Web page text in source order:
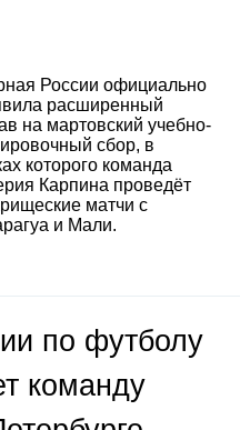
России официально
расширенный
на мартовский учебно-
сбор, в
которого команда
Карпина проведёт
матчи с
и Мали.
по футболу
команду